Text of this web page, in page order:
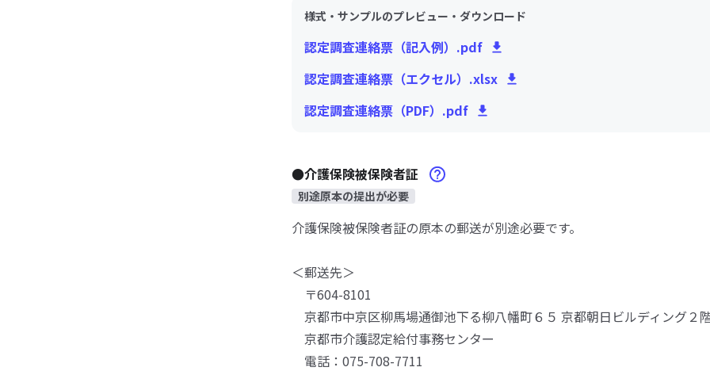
様式・サンプルのプレビュー・ダウンロード
認定調査連絡票（記入例）.pdf
認定調査連絡票（エクセル）.xlsx
認定調査連絡票（PDF）.pdf
●介護保険被保険者証
別途原本の提出が必要
介護保険被保険者証の原本の郵送が別途必要です。
＜郵送先＞
〒604-8101
京都市中京区柳馬場通御池下る柳八幡町６５ 京都朝日ビルディング２
京都市介護認定給付事務センター
電話：075-708-7711